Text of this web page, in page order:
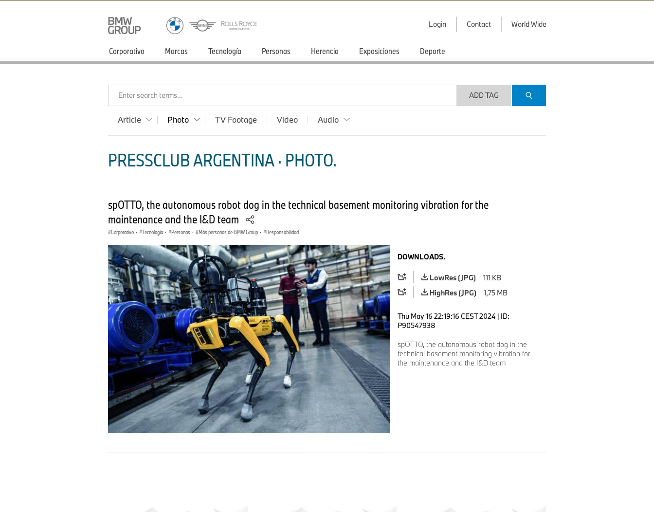
Login Contact World Wide
Corporativo Marcas Tecnología Personas Herencia Exposiciones Deporte
Enter search terms... ADD TAG
Article Photo TV Footage Video Audio
PRESSCLUB ARGENTINA · PHOTO.
spOTTO, the autonomous robot dog in the technical basement monitoring vibration for the
maintenance and the I&D team
Corporativo · Tecnología · Personas · Más personas de BMW Group · Responsabilidad
DOWNLOADS.
LowRes (JPG)
111 KB
HighRes (JPG)
1,75 MB
Thu May 16 22:19:16 CEST 2024 | ID:
P90547938
spOTTO, the autonomous robot dog in the
technical basement monitoring vibration for
the maintenance and the I&D team